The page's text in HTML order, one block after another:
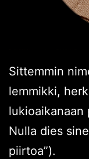
Sittemmin
lemmikki,
Nulla dies
piirtoa”).